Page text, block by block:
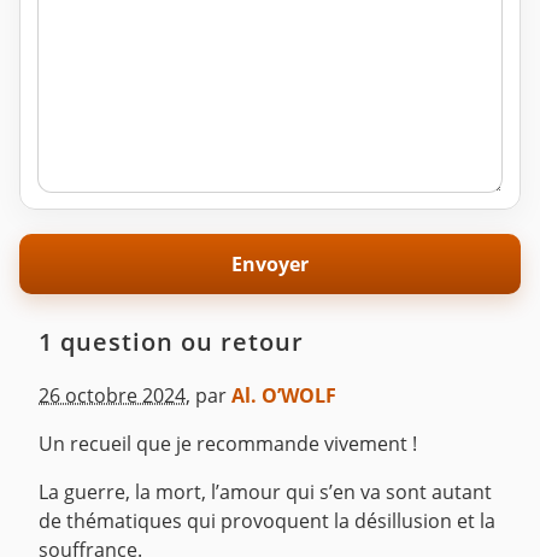
1 question ou retour
26 octobre 2024, parAl. O’WOLF
Un recueil que je recommande vivement !
La guerre, la mort, l’amour qui s’en va sont autant
de thématiques qui provoquent la désillusion et la
souffrance.